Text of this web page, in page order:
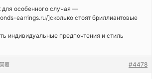
особенного случая —
earrings.ru/]сколько стоят бриллиантовые
индивидуальные предпочтения и стиль
#4478
回覆